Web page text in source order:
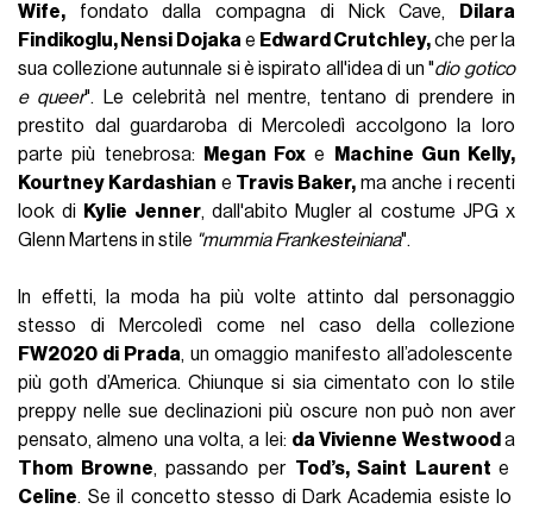
Wife, fondato dalla compagna di Nick Cave,
Dilara
Findikoglu, Nensi Dojaka e Edward Crutchley,che per la
sua collezione autunnale si è ispirato all'idea di un "dio gotico
e queer". Le celebrità nel mentre, tentano di prendere in
prestito dal guardaroba di Mercoledì accolgono la loro
parte più tenebrosa:
Megan Fox e
Machine Gun Kelly,
Kourtney Kardashian e Travis Baker, ma anche i recenti
look di
Kylie Jenner, dall'abito Mugler al costume JPG x
Glenn Martens in stile "mummia Frankesteiniana".
In effetti, la moda ha più volte attinto dal personaggio
stesso di Mercoledì come nel caso della collezione
FW2020 di Prada, un omaggio manifesto all’adolescente
più goth d’America. Chiunque si sia cimentato con lo stile
preppy nelle sue declinazioni più oscure non può non aver
pensato, almeno una volta, a lei: da Vivienne Westwood a
Thom Browne, passando per Tod’s, Saint Laurente
Celine. Se il concetto stesso di Dark Academia esiste lo